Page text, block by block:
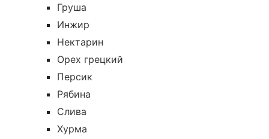
Груша
Инжир
Нектарин
Орех грецкий
Персик
Рябина
Слива
Хурма